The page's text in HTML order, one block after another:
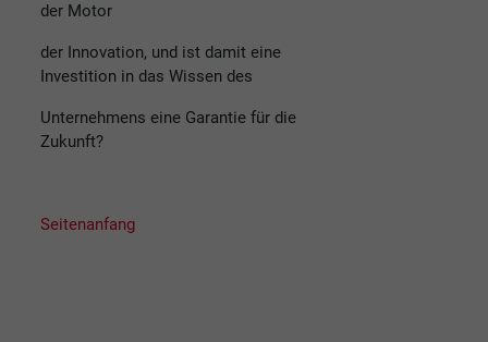
der Motor
der Innovation, und ist damit eine
Investition in das Wissen des
Unternehmens eine Garantie für die
Zukunft?
Seitenanfang